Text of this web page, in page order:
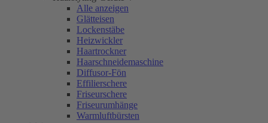
Alle anzeigen
Glätteisen
Lockenstäbe
Heizwickler
Haartrockner
Haarschneidemaschine
Diffusor-Fön
Effilierschere
Friseurschere
Friseurumhänge
Warmluftbürsten